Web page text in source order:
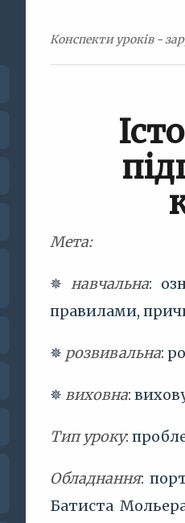
Конспекти уроків -
Мета:
✵навчальна:
правилами,
✵ розвивальна:
✵ виховна:
Тип уроку:
Обладнання:
Батиста